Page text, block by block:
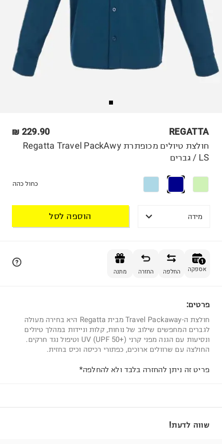
REGATTA
229.90 ₪
חולצת טיולים מכופתרת Regatta Travel PackAwy
LS / גברים
כחול כהה
מידה הוספה לסל
1
אספקה החלפה החזרה מתנה
פרטים:
חולצת ה-Travel Packaway מבית Regatta היא בחירה מעולה
לגברים המחפשים שילוב של נוחות, קלות וניידות במהלך טיולים
ונסיעות עם הגנה מפני קרני UV (UPF 50+) וטיפול נגד חרקים.
החולצה עם שרוולים ארוכים, כפתורי רכיסה וכיס בחזית.
פריט זה ניתן להחזרה בלבד ולא להחלפה*
שווה לדעת!